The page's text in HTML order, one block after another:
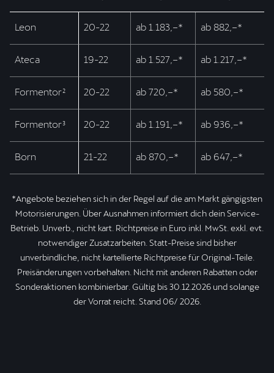
Leon 20-22 ab 1.183,–* ab 882,–*
Ateca 19-22 ab 1.527,–* ab 1.217,–*
Formentor² 20-22 ab 720,–* ab 580,–*
Formentor³ 20-22 ab 1.191,–* ab 936,–*
Born 21-22 ab 870,–* ab 647,–*
*Angebote beziehen sich in der Regel auf die am Markt gängigsten
Motorisierungen. Über Ausnahmen informiert dich dein Service-
Betrieb. Unverb., nicht kart. Richtpreise in Euro inkl. MwSt. exkl. evt.
notwendiger Zusatzarbeiten. Statt-Preise sind bisher
unverbindliche, nicht kartellierte Richtpreise für Original-Teile.
Preisänderungen vorbehalten. Nicht mit anderen Rabatten oder
Sonderaktionen kombinierbar. Gültig bis 30.12.2026 und solange
der Vorrat reicht. Stand 06/ 2026.